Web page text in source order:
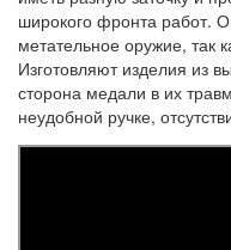
широкого фронта работ.
метательное оружие, так
Изготовляют изделия из
сторона медали в их
неудобной ручке,